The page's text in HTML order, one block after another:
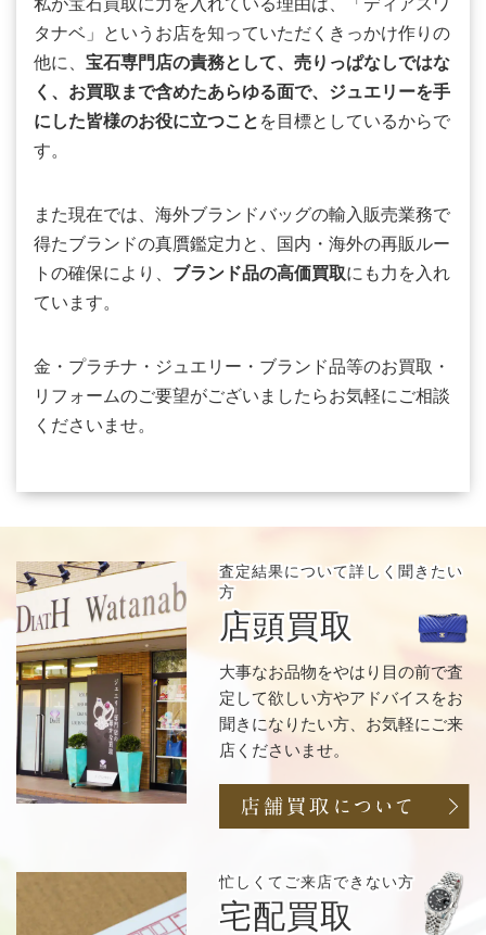
私が宝石買取に力を入れている理由は、「ディアスワ
タナベ」というお店を知っていただくきっかけ作りの
他に、 宝石専門店の責務として、売りっぱなしではな
く、お買取まで含めたあらゆる面で、ジュエリーを手
にした皆様のお役に立つこと を目標としているからで
す。
また現在では、海外ブランドバッグの輸入販売業務で
得たブランドの真贋鑑定力と、国内・海外の再販ルー
トの確保により、 ブランド品の高価買取にも力を入れ
ています。
金・プラチナ・ジュエリー・ブランド品等のお買取・
リフォームのご要望がございましたらお気軽にご相談
くださいませ。
査定結果について詳しく聞きたい
方
店頭買取
大事なお品物をやはり目の前で査
定して欲しい方やアドバイスをお
聞きになりたい方、お気軽にご来
店くださいませ。
忙しくてご来店できない方
宅配買取